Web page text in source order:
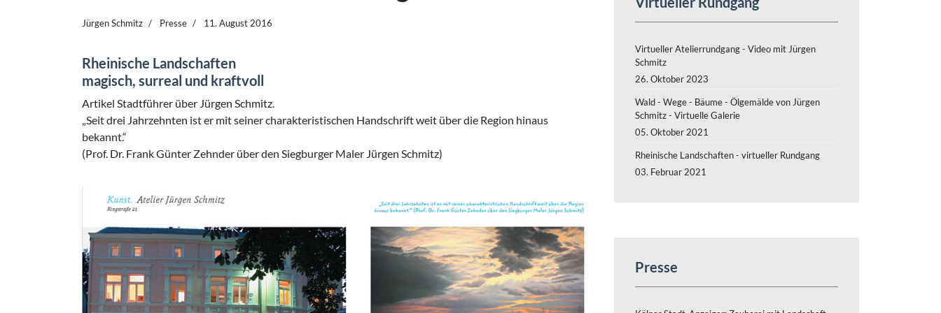
Jürgen Schmitz Presse 11. August 2016
Rheinische Landschaften
magisch, surreal und kraftvoll
Artikel Stadtführer über Jürgen Schmitz.
„Seit drei Jahrzehnten ist er mit seiner charakteristischen Handschrift weit über die Region hinaus
bekannt.“
(Prof. Dr. Frank Günter Zehnder über den Siegburger Maler Jürgen Schmitz)
Virtueller Atelierrundgang - Video mit Jürgen
Schmitz
26. Oktober 2023
Wald - Wege - Bäume - Ölgemälde von Jürgen
Schmitz - Virtuelle Galerie
05. Oktober 2021
Rheinische Landschaften - virtueller Rundgang
03. Februar 2021
Presse